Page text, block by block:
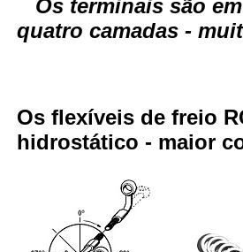
Os terminais são
quatro camadas -
Os flexíveis de freio
hidrostático - maior